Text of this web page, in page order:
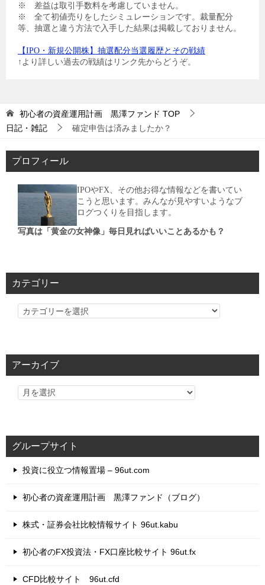
※ 差益は取引手数料を考慮していません。
※ 全て初値売りをしたシミュレーションです。裁量配分
等、抽選と違う方法で入手した結果は掲載しておりません。
【IPO・新規公開株】抽選配分当選履歴とその戦績
↑より詳しい過去の戦績はリンク先からどうぞ。
初心者の資産運用計画 黒澤ファンド TOP
日記・雑記
確定申告は済みましたか？
プロフィール
IPOやFX、その他お得な情報などを書いてい
こうと思います。みんなが見やすいようなブ
ログつくりを目指します。
写真は「黄金の女神像」毎日見ればいいことあるかも？
カテゴリー
カ
リ
アーカイブ
グループサイト
投資に役立つ情報置場 – 96ut.com
初心者の資産運用計画 黒澤ファンド（ブログ）
株式・証券会社比較情報サイト 96ut.kabu
初心者のFX投資法・FX口座比較サイト 96ut.fx
CFD比較サイト 96ut.cfd